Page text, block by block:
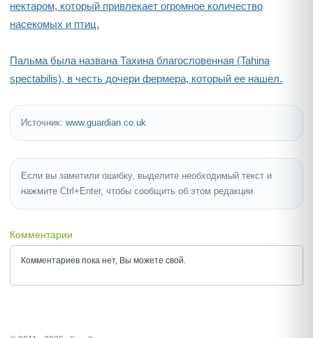
нектаром, который привлекает огромное количество
насекомых и птиц.
Пальма была названа Тахина благословенная (Tahina
spectabilis), в честь дочери фермера, который ее нашел.
Источник: www.guardian.co.uk
Если вы заметили ошибку, выделите необходимый текст и
нажмите Ctrl+Enter, чтобы сообщить об этом редакции.
Комментарии
Комментариев пока нет, Вы можете свой.